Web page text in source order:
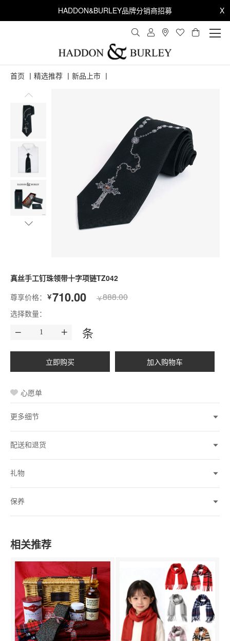
HADDON&BURLEY品牌分销商招募 X
首页 丨 精选推荐 丨 新品上市 丨
真丝手工钉珠领带十字项链TZ042
尊享价格：
￥710.00 ￥888.00
选择数量：
条
心愿单
更多细节
配送和退货
礼物
保养
相关推荐